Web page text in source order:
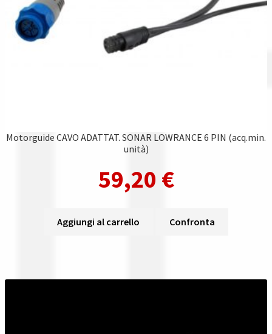
Motorguide CAVO ADATTAT. SONAR LOWRANCE 6 PIN (acq.min.
unità)
59,20 €
Aggiungi al carrello Confronta